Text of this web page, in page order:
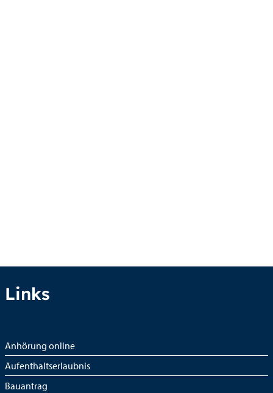
Links
Anhörung online
Aufenthaltserlaubnis
Bauantrag